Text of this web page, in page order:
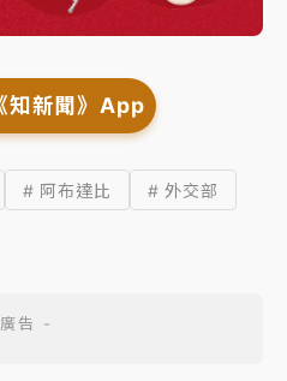
知新聞》App
# 阿布達比
# 外交部